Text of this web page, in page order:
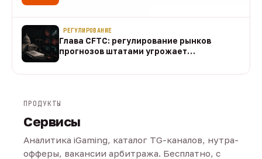
РЕГУЛИРОВАНИЕ
Глава CFTC: регулирование рынков
прогнозов штатами угрожает
ПРОДУКТЫ
Сервисы
Аналитика iGaming, каталог TG-каналов, нутра-
офферы, вакансии арбитража. Бесплатно, с